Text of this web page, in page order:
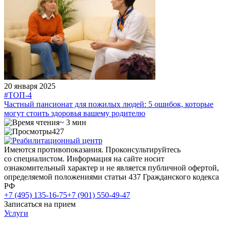
20 января 2025
#ТОП-4
Частный пансионат для пожилых людей: 5 ошибок, которые
могут стоить здоровья вашему родителю
~ 3 мин
427
Имеются противопоказания. Проконсультируйтесь
со специалистом. Информация на сайте носит
ознакомительный характер и не является публичной офертой,
определяемой положениями статьи 437 Гражданского кодекса
РФ
+7 (495) 135-16-75+7 (901) 550-49-47
Записаться на прием
Услуги